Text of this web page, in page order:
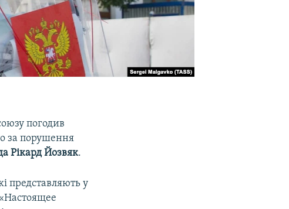
погодив
за порушення
Рікард Йозвяк.
представляють у